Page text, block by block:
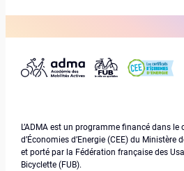
L’ADMA est un programme financé dans
d’Économies d’Energie (CEE) du Ministère
et porté par la Fédération française des
Bicyclette (FUB).